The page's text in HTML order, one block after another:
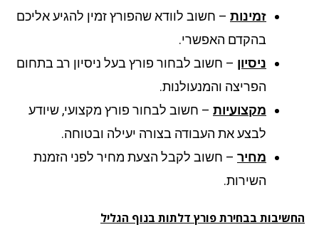
זמינות– חשוב לוודא שהפורץ זמין להגיע אליכם
בהקדם האפשרי.
ניסיון– חשוב לבחור פורץ בעל ניסיון רב בתחום
הפריצה והמנעולנות.
מקצועיות– חשוב לבחור פורץ מקצועי, שיודע
לבצע את העבודה בצורה יעילה ובטוחה.
מחיר– חשוב לקבל הצעת מחיר לפני הזמנת
השירות.
בבחירת פורץ דלתות בנוף הגליל